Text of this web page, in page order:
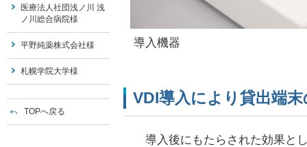
導入機器
VDI導入により貸出端
導入後にもたらされた効果と
医療法人社団浅ノ川 浅
ノ川総合病院様
平野純薬株式会社様
札幌学院大学様
TOPへ戻る